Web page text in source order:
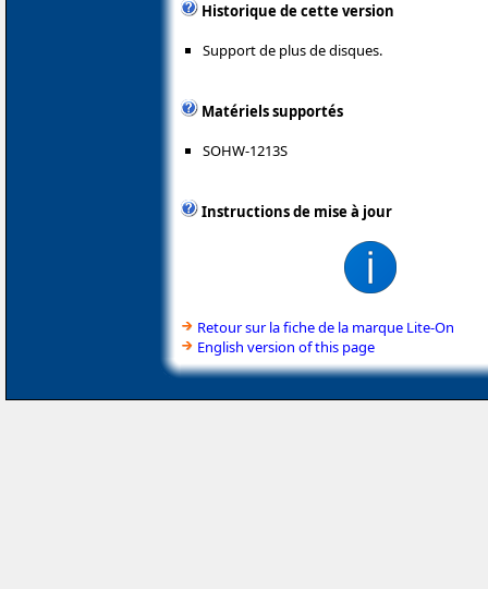
Historique de cette version
Support de plus de disques.
Matériels supportés
SOHW-1213S
Instructions de mise à jour
Retour sur la fiche de la marque Lite-On
English version of this page